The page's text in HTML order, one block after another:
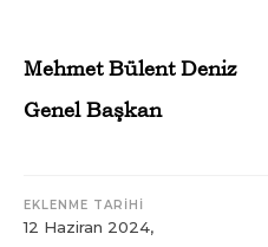
Mehmet Bülent Deniz
Genel Başkan
EKLENME TARİHİ
12 Haziran 2024,